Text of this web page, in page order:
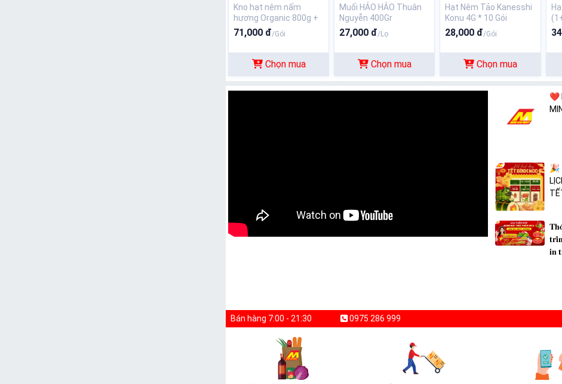
Kno hạt nêm nấm
hương Organic 800g +
KM
71,000 đ/Gói
Chọn mua
Muối HẢO HẢO Thuân
Nguyễn 400Gr
27,000 đ/Lọ
Chọn mua
Hạt Nêm Tảo Kanesshi
Konu 4G * 10 Gói
28,000 đ/Gói
Chọn mua
❤️
🎉
𝐢𝐧
Bán hàng 7:00 - 21:30 0975 286 999